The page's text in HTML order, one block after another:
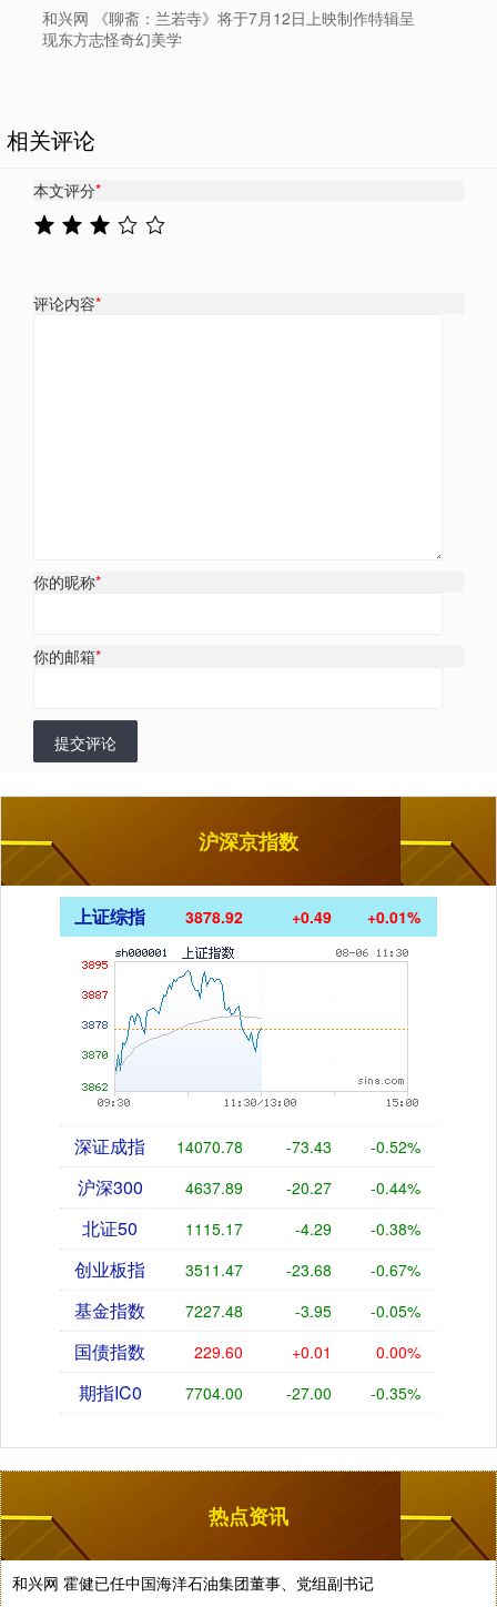
和兴网 《聊斋：兰若寺》将于7月12日上映制作特辑呈
现东方志怪奇幻美学
相关评论
本文评分*
评论内容*
你的昵称*
你的邮箱*
提交评论
沪深京指数
上证综指 3878.92 +0.49 +0.01%
深证成指 14070.78 -73.43 -0.52%
沪深300 4637.89 -20.27 -0.44%
北证50 1115.17 -4.29 -0.38%
创业板指 3511.47 -23.68 -0.67%
基金指数 7227.48 -3.95 -0.05%
国债指数 229.60 +0.01 0.00%
期指IC0 7704.00 -27.00 -0.35%
热点资讯
和兴网 霍健已任中国海洋石油集团董事、党组副书记